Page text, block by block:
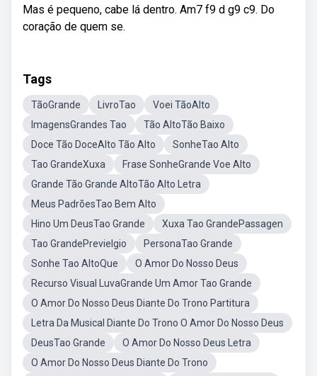
Mas é pequeno, cabe lá dentro. Am7 f9 d g9 c9. Do
coração de quem se.
Tags
TãoGrande LivroTao
Voei TãoAlto
ImagensGrandes Tao
Tão AltoTão Baixo
Doce Tão DoceAlto Tão Alto
SonheTao Alto
Tao GrandeXuxa
Frase SonheGrande Voe Alto
Grande Tão Grande AltoTão Alto Letra
Meus PadrõesTao Bem Alto
Hino Um DeusTao Grande
Xuxa Tao GrandePassagen
Tao GrandePrevielgio
PersonaTao Grande
Sonhe Tao AltoQue
O Amor Do Nosso Deus
Recurso Visual LuvaGrande Um Amor Tao Grande
O Amor Do Nosso Deus Diante Do Trono Partitura
Letra Da Musical Diante Do Trono O Amor Do Nosso Deus
DeusTao Grande
O Amor Do Nosso Deus Letra
O Amor Do Nosso Deus Diante Do Trono